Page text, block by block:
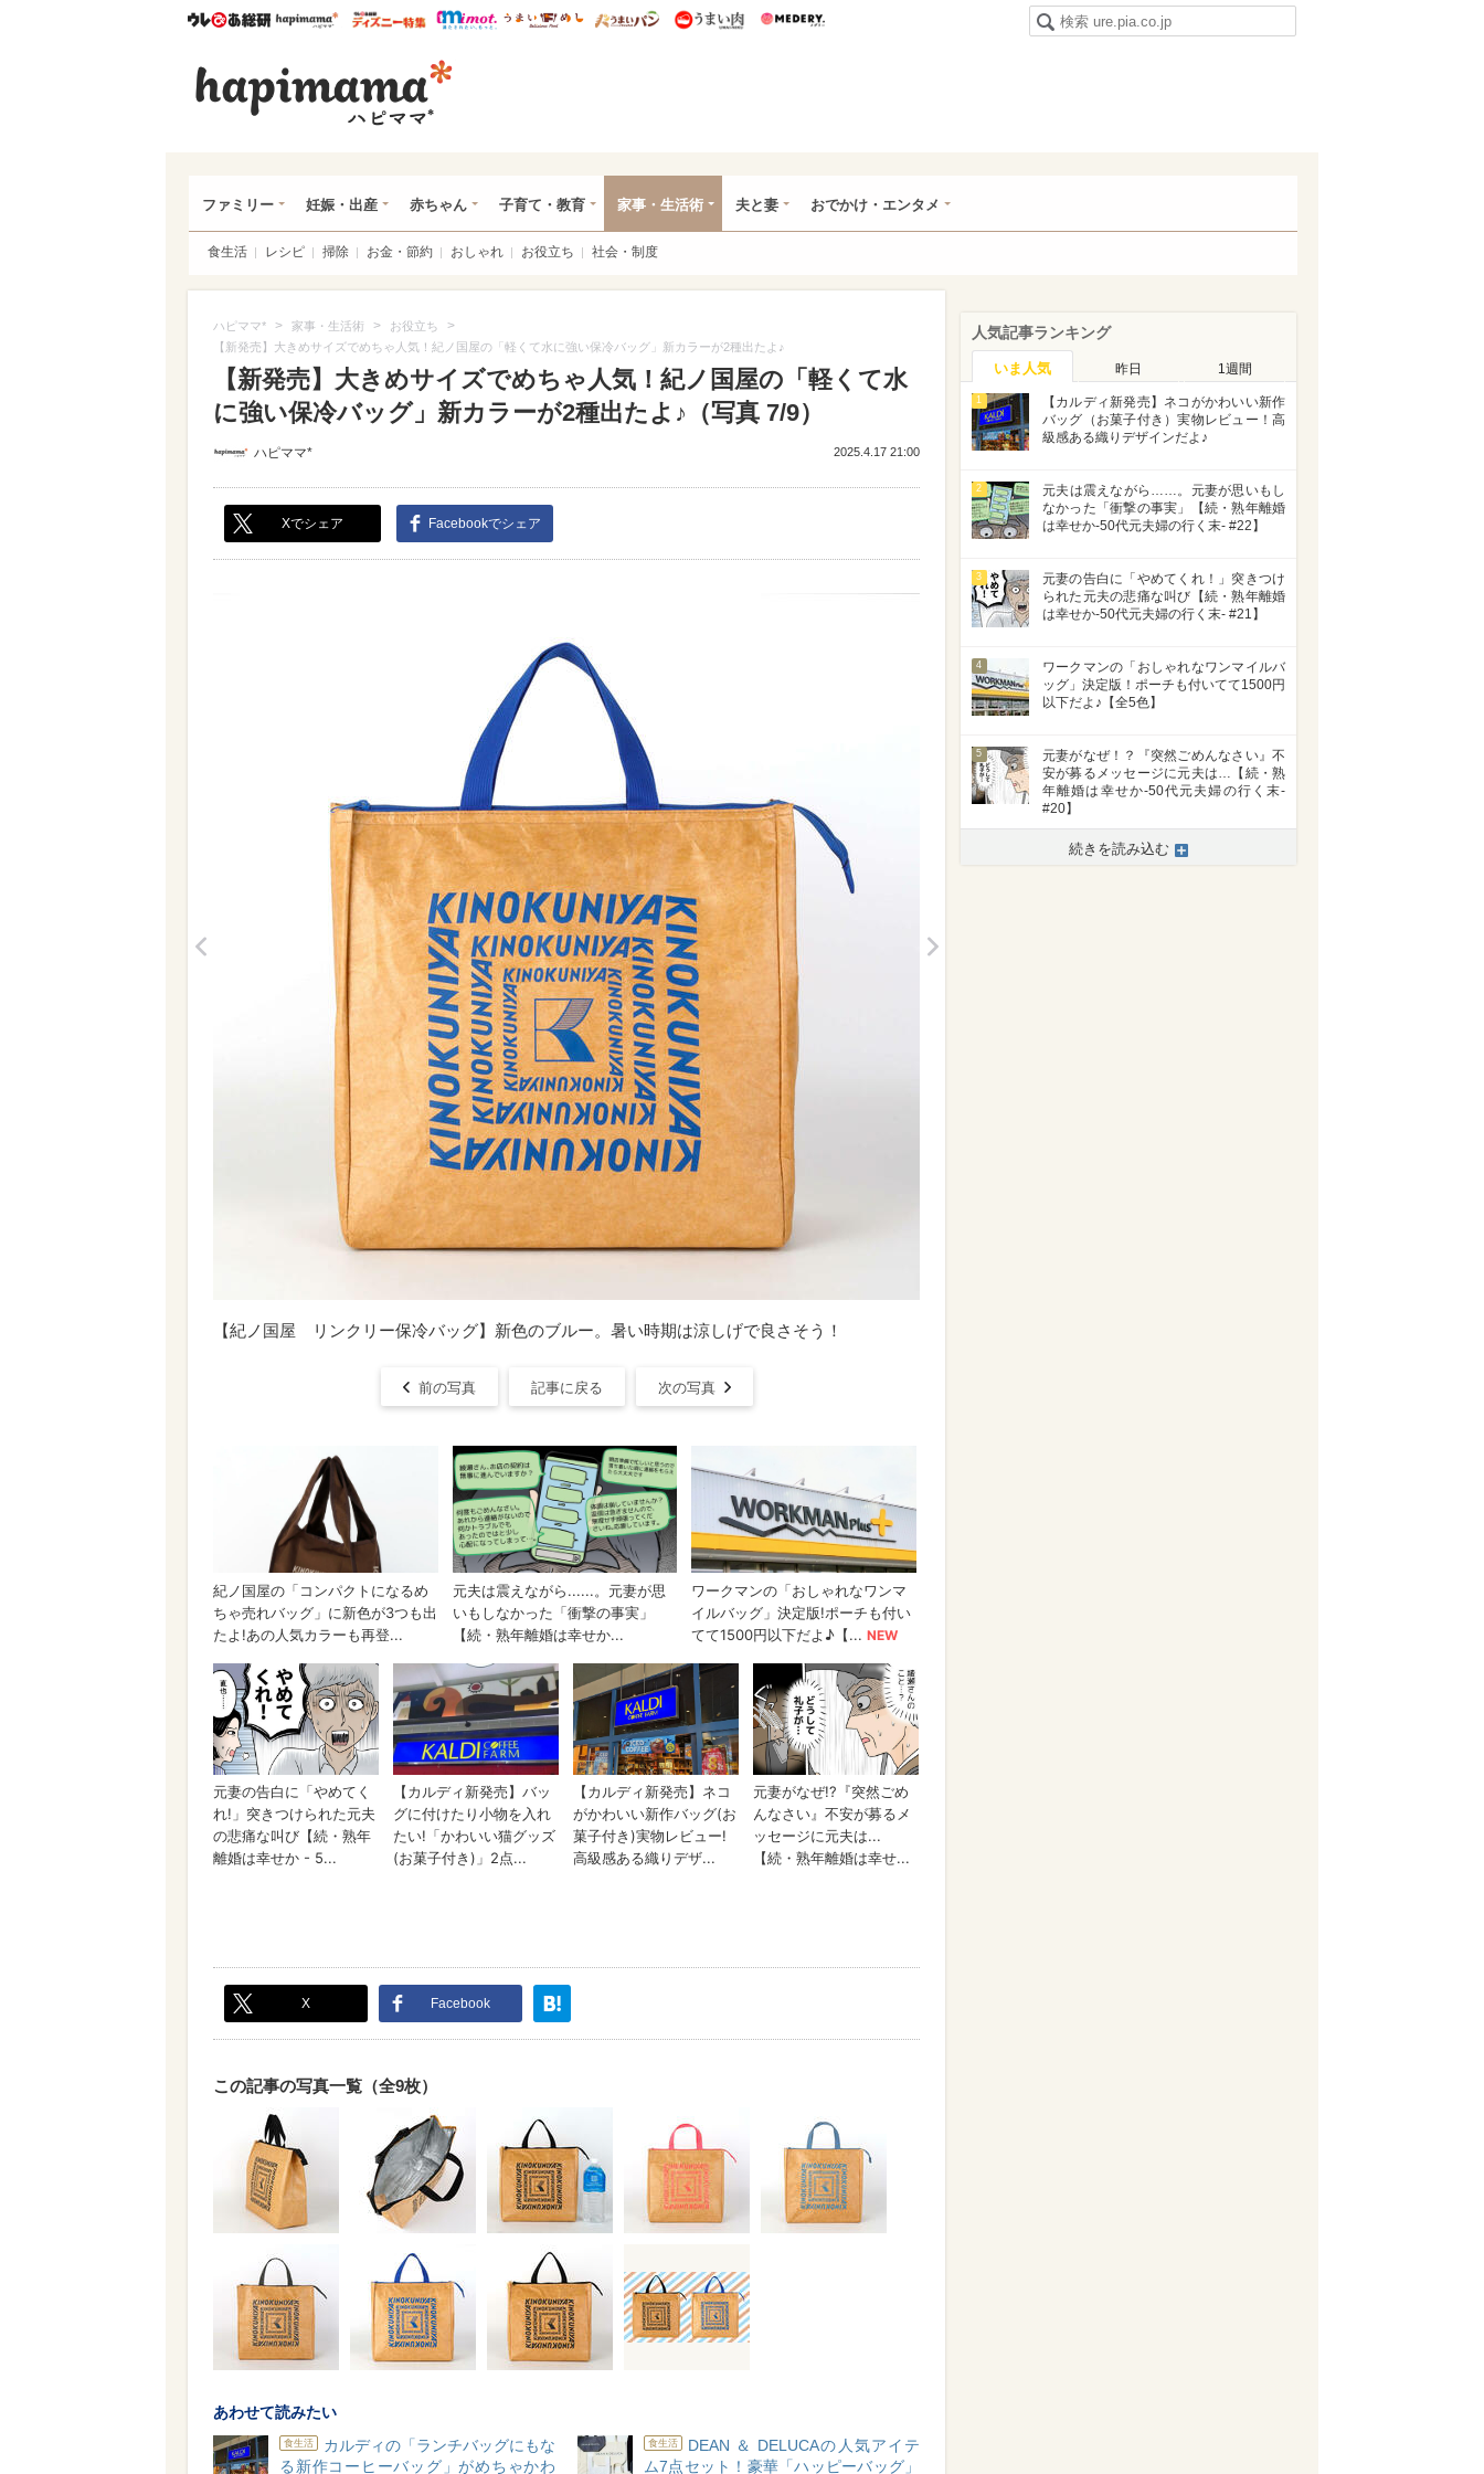
ウレぴあ総研ハピママ* ウレぴあ総研 ディズニー特集
mimot. うまいめし うまいパン うまい肉
ファミリー 妊娠・出産 赤ちゃん 子育て・教育 家事・生活術 夫と妻 おでかけ・エンタメ
食生活 レシピ 掃除 お金・節約 おしゃれ お役立ち 社会・制度
ハピママ* > 家事・生活術 > お役立ち >
【新発売】大きめサイズでめちゃ人気！紀ノ国屋の「軽くて水に強い保冷バッグ」新カラーが2種出たよ♪
【新発売】大きめサイズでめちゃ人気！紀ノ国屋の「軽くて水
に強い保冷バッグ」新カラーが2種出たよ♪（写真 7/9）
ハピママ* 2025.4.17 21:00
Xでシェア Facebookでシェア
【紀ノ国屋 リンクリー保冷バッグ】新色のブルー。暑い時期は涼しげで良さそう！
前の写真 記事に戻る 次の写真
X Facebook
この記事の写真一覧（全9枚）
あわせて読みたい
食生活
カルディの「ランチバッグにもな
る新作コーヒーバッグ」がめちゃかわ
食生活
DEAN ＆ DELUCAの人気アイテ
ム7点セット！豪華「ハッピーバッグ」
人気記事ランキング
いま人気 昨日 1週間
1
【カルディ新発売】ネコがかわいい新作
バッグ（お菓子付き）実物レビュー！高
級感ある織りデザインだよ♪
2
元夫は震えながら……。元妻が思いもし
なかった「衝撃の事実」【続・熟年離婚
は幸せか-50代元夫婦の行く末- #22】
3
元妻の告白に「やめてくれ！」突きつけ
られた元夫の悲痛な叫び【続・熟年離婚
は幸せか-50代元夫婦の行く末- #21】
4
ワークマンの「おしゃれなワンマイルバ
ッグ」決定版！ポーチも付いてて1500円
以下だよ♪【全5色】
5
元妻がなぜ！？『突然ごめんなさい』不
安が募るメッセージに元夫は…【続・熟
年離婚は幸せか-50代元夫婦の行く末-
#20】
続きを読み込む